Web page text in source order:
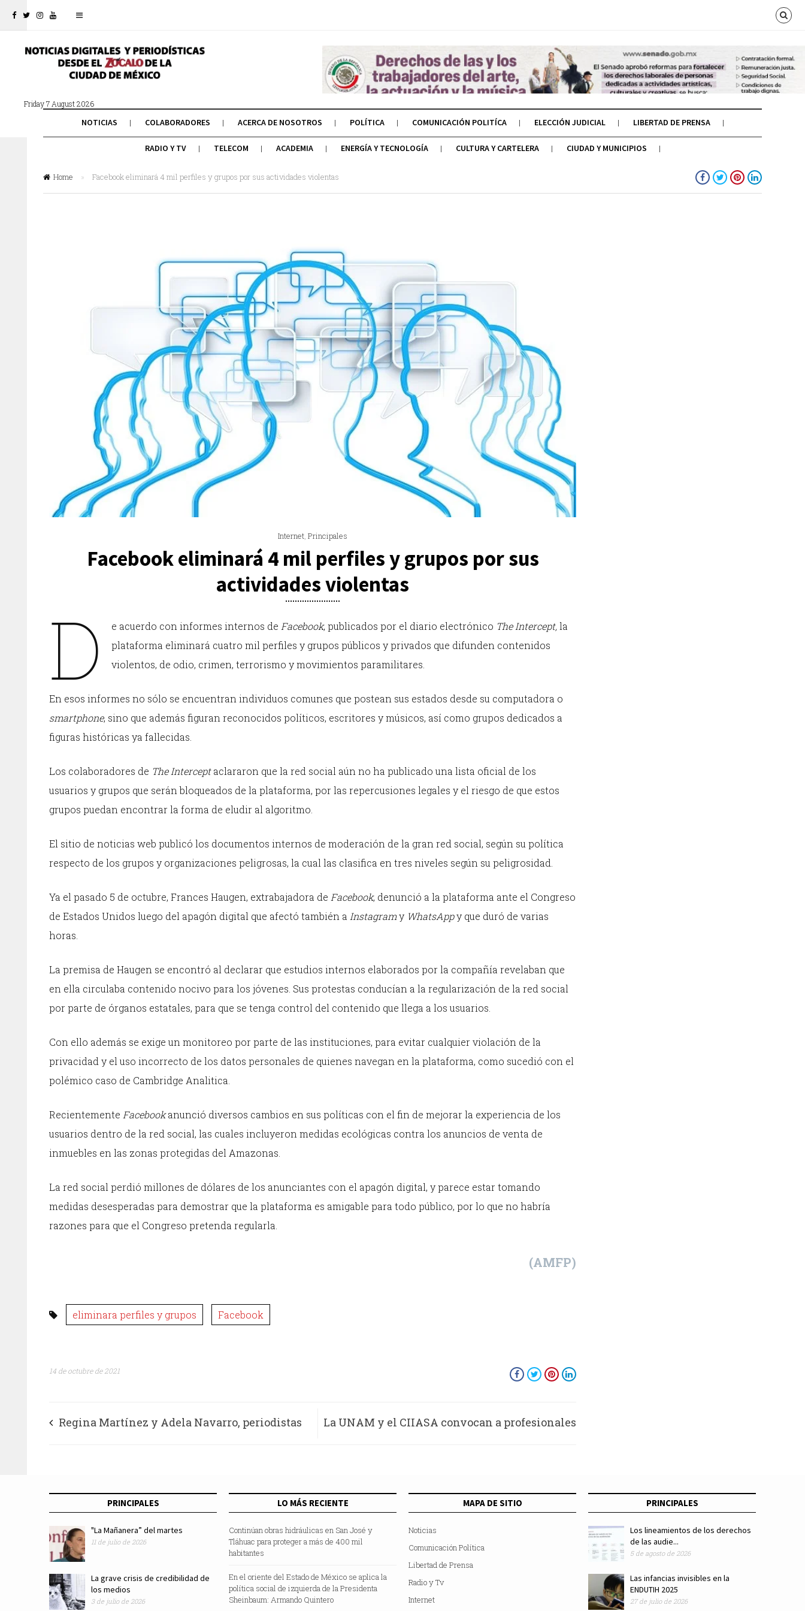
Friday 7 August 2026
NOTICIAS COLABORADORES ACERCA DE NOSOTROS POLÍTICA COMUNICACIÓN POLITÍCA ELECCIÓN JUDICIAL LIBERTAD DE PRENSA
RADIO Y TV TELECOM ACADEMIA ENERGÍA Y TECNOLOGÍA CULTURA Y CARTELERA CIUDAD Y MUNICIPIOS
Home » Facebook eliminará 4 mil perfiles y grupos por sus actividades violentas
Internet, Principales
Facebook eliminará 4 mil perfiles y grupos por sus
actividades violentas
D e acuerdo con informes internos de Facebook, publicados por el diario electrónico The Intercept,la
plataforma eliminará cuatro mil perfiles y grupos públicos y privados que difunden contenidos
violentos, de odio, crimen, terrorismo y movimientos paramilitares.
En esos informes no sólo se encuentran individuos comunes que postean sus estados desde su computadora o
smartphone, sino que además figuran reconocidos políticos, escritores y músicos, así como grupos dedicados a
figuras históricas ya fallecidas.
Los colaboradores de The Interceptaclararon que la red social aún no ha publicado una lista oficial de los
usuarios y grupos que serán bloqueados de la plataforma, por las repercusiones legales y el riesgo de que estos
grupos puedan encontrar la forma de eludir al algoritmo.
El sitio de noticias web publicó los documentos internos de moderación de la gran red social, según su política
respecto de los grupos y organizaciones peligrosas, la cual las clasifica en tres niveles según su peligrosidad.
Ya el pasado 5 de octubre, Frances Haugen, extrabajadora de Facebook, denunció a la plataforma ante el Congreso
de Estados Unidos luego del apagón digital que afectó también a Instagramy WhatsAppy que duró de varias
horas.
La premisa de Haugen se encontró al declarar que estudios internos elaborados por la compañía revelaban que
en ella circulaba contenido nocivo para los jóvenes. Sus protestas conducían a la regularización de la red social
por parte de órganos estatales, para que se tenga control del contenido que llega a los usuarios.
Con ello además se exige un monitoreo por parte de las instituciones, para evitar cualquier violación de la
privacidad y el uso incorrecto de los datos personales de quienes navegan en la plataforma, como sucedió con el
polémico caso de Cambridge Analitica.
Recientemente Facebookanunció diversos cambios en sus políticas con el fin de mejorar la experiencia de los
usuarios dentro de la red social, las cuales incluyeron medidas ecológicas contra los anuncios de venta de
inmuebles en las zonas protegidas del Amazonas.
La red social perdió millones de dólares de los anunciantes con el apagón digital, y parece estar tomando
medidas desesperadas para demostrar que la plataforma es amigable para todo público, por lo que no habría
razones para que el Congreso pretenda regularla.
(AMFP)
eliminara perfiles y grupos Facebook
14 de octubre de 2021
Regina Martínez y Adela Navarro, periodistas La UNAM y el CIIASA convocan a profesionales
Sustentables
PRINCIPALES
"La Mañanera” del martes
11 de julio de 2026
La grave crisis de credibilidad de
los medios
3 de julio de 2026
LO MÁS RECIENTE
Continúan obras hidráulicas en San José y
Tláhuac para proteger a más de 400 mil
habitantes
En el oriente del Estado de México se aplica la
política social de izquierda de la Presidenta
Sheinbaum: Armando Quintero
MAPA DE SITIO
Noticias
Comunicación Política
Libertad de Prensa
Radio y Tv
Internet
PRINCIPALES
Los lineamientos de los derechos
de las audie...
5 de agosto de 2026
Las infancias invisibles en la
ENDUTIH 2025
27 de julio de 2026